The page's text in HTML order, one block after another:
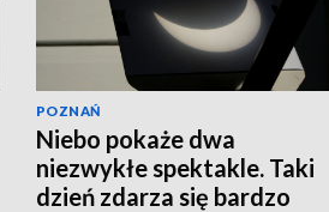
POZNAŃ
Niebo pokaże dwa
niezwykłe spektakle. Taki
dzień zdarza się bardzo